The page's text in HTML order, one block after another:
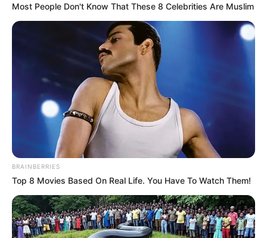
Most People Don't Know That These 8 Celebrities Are Muslim
BRAINBERRIES
Top 8 Movies Based On Real Life. You Have To Watch Them!